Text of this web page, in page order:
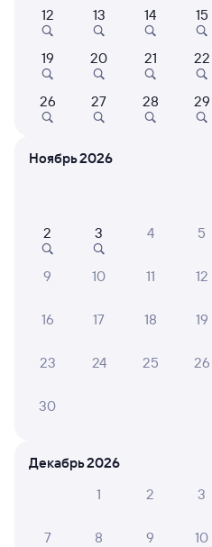
Самый быстрый
135А Проходящий
Санкт-Петербург-Главн.
18:29 1 д 19 ч
Купе
от 5 ⁠836 ⁠₽ 6 ⁠942 ⁠₽
Найдём билет на поезд за вас
Отели в Георгиевске
12 13 14 15
19 20 21 22
26 27 28 29
Ноябрь 2026
2 3 4 5
9 10 11 12
16 17 18 19
23 24 25 26
30
Декабрь 2026
1
2 3
7 8 9 10